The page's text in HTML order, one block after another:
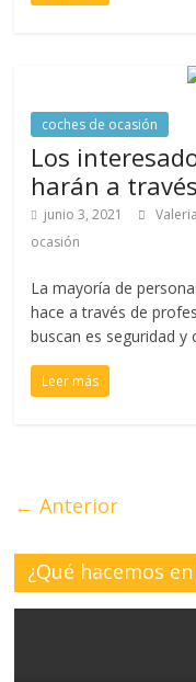
coches de ocasión
Los
harán a
junio 3, 2021
ocasión
La mayoría de
hace a través de
buscan es seguridad y
Leer más
← Anterior
¿Qué hacemos